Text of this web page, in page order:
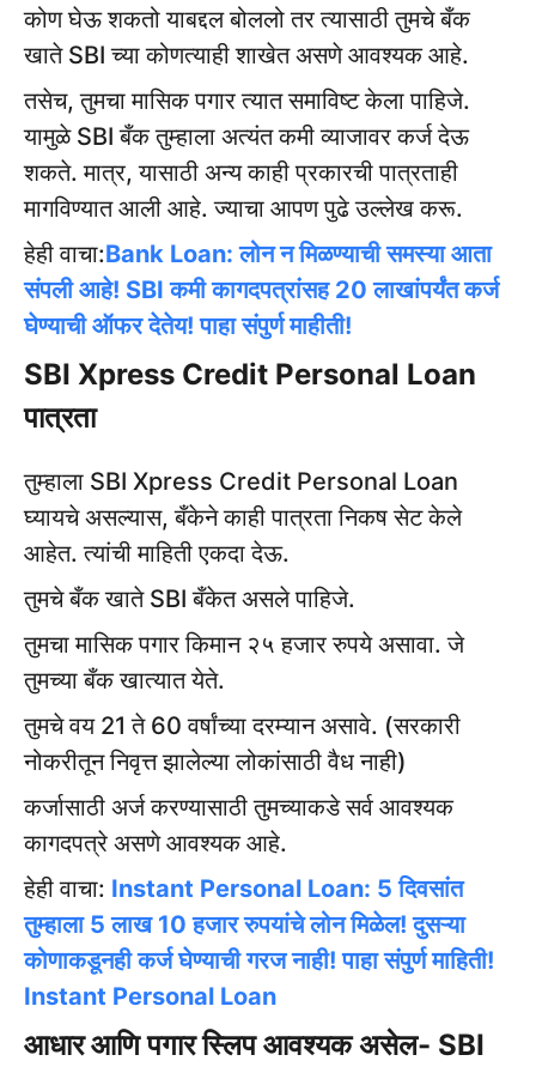
कोण घेऊ शकतो याबद्दल बोललो तर त्यासाठी तुमचे बँक
खाते SBI च्या कोणत्याही शाखेत असणे आवश्यक आहे.
तसेच, तुमचा मासिक पगार त्यात समाविष्ट केला पाहिजे.
यामुळे SBI बँक तुम्हाला अत्यंत कमी व्याजावर कर्ज देऊ
शकते. मात्र, यासाठी अन्य काही प्रकारची पात्रताही
मागविण्यात आली आहे. ज्याचा आपण पुढे उल्लेख करू.
हेही वाचा:Bank Loan: लोन न मिळण्याची समस्या आता
संपली आहे! SBI कमी कागदपत्रांसह 20 लाखांपर्यंत कर्ज
घेण्याची ऑफर देतेय! पाहा संपुर्ण माहीती!
SBI Xpress Credit Personal Loan
पात्रता
तुम्हाला SBI Xpress Credit Personal Loan
घ्यायचे असल्यास, बँकेने काही पात्रता निकष सेट केले
आहेत. त्यांची माहिती एकदा देऊ.
तुमचे बँक खाते SBI बँकेत असले पाहिजे.
तुमचा मासिक पगार किमान २५ हजार रुपये असावा. जे
तुमच्या बँक खात्यात येते.
तुमचे वय 21 ते 60 वर्षांच्या दरम्यान असावे. (सरकारी
नोकरीतून निवृत्त झालेल्या लोकांसाठी वैध नाही)
कर्जासाठी अर्ज करण्यासाठी तुमच्याकडे सर्व आवश्यक
कागदपत्रे असणे आवश्यक आहे.
हेही वाचा: Instant Personal Loan: 5 दिवसांत
तुम्हाला 5 लाख 10 हजार रुपयांचे लोन मिळेल! दुसऱ्या
कोणाकडूनही कर्ज घेण्याची गरज नाही! पाहा संपुर्ण माहिती!
Instant Personal Loan
आधार आणि पगार स्लिप आवश्यक असेल- SBI